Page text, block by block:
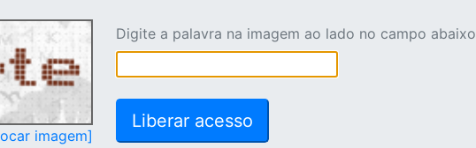
imagem]
Digite a palavra na imagem ao lado no campo abaixo